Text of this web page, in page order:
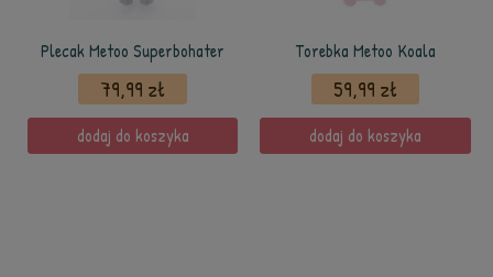
Plecak Metoo Superbohater
79,99 zł
dodaj do koszyka
Torebka Metoo Koala
59,99 zł
dodaj do koszyka